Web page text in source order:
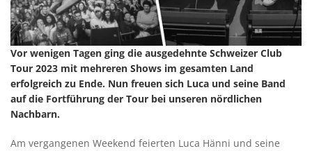
Vor wenigen Tagen ging die ausgedehnte Schweizer Club
Tour 2023 mit mehreren Shows im gesamten Land
erfolgreich zu Ende. Nun freuen sich Luca und seine Band
auf die Fortführung der Tour bei unseren nördlichen
Nachbarn.
Am vergangenen Weekend feierten Luca Hänni und seine